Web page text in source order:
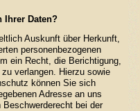
Ihrer Daten?
Auskunft über Herkunft,
personenbezogenen
ein Recht, die Berichtigung,
verlangen. Hierzu sowie
können Sie sich
Adresse an uns
bei der